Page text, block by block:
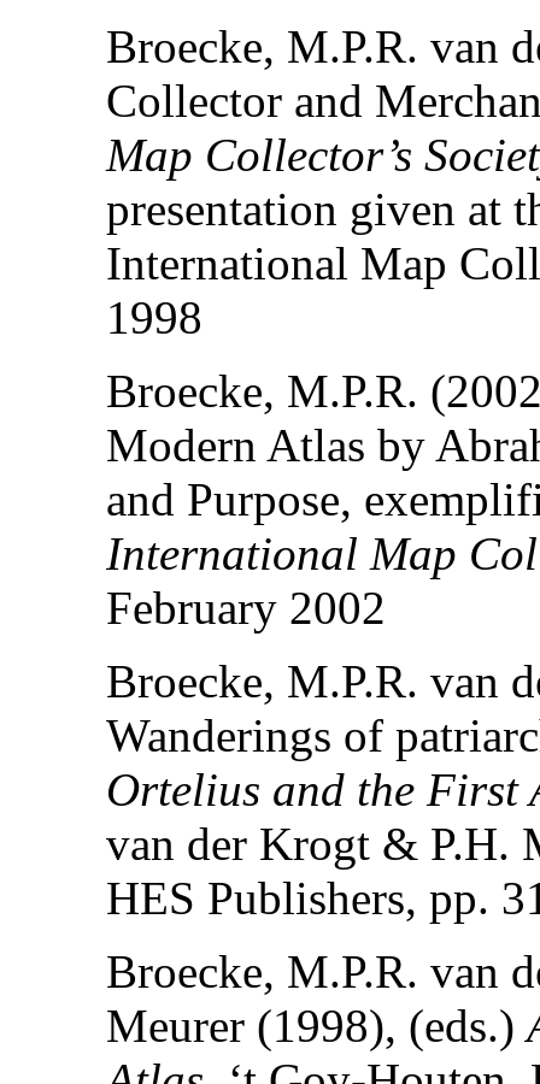
Broecke, M.P.R. van
Collector and
Map Collector’s
presentation given at
International Map
1998
Broecke, M.P.R.
Modern Atlas by
and Purpose,
International Map
February 2002
Broecke, M.P.R. van
Wanderings of
Ortelius and the First
van der Krogt & P.H.
HES Publishers, pp.
Broecke, M.P.R. van
Meurer (1998), (eds.)